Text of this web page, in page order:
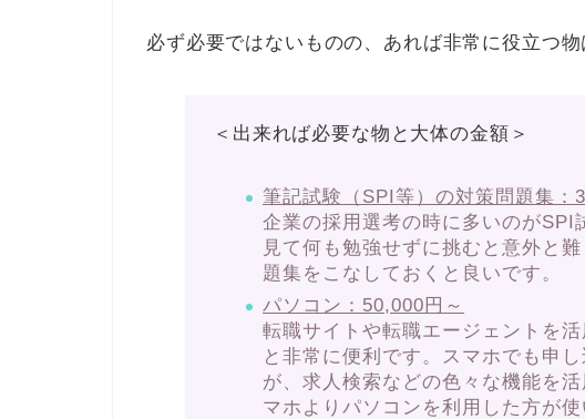
必ず必要ではないものの、あれば非常に役立つ物
＜出来れば必要な物と大体の金額＞
筆記試験（SPI等）の対策問題集：
企業の採用選考の時に多いのがSPI
見て何も勉強せずに挑むと意外と
題集をこなしておくと良いです。
パソコン：50,000円～
転職サイトや転職エージェントを
と非常に便利です。スマホでも申
が、求人検索などの色々な機能を
マホよりパソコンを利用した方が